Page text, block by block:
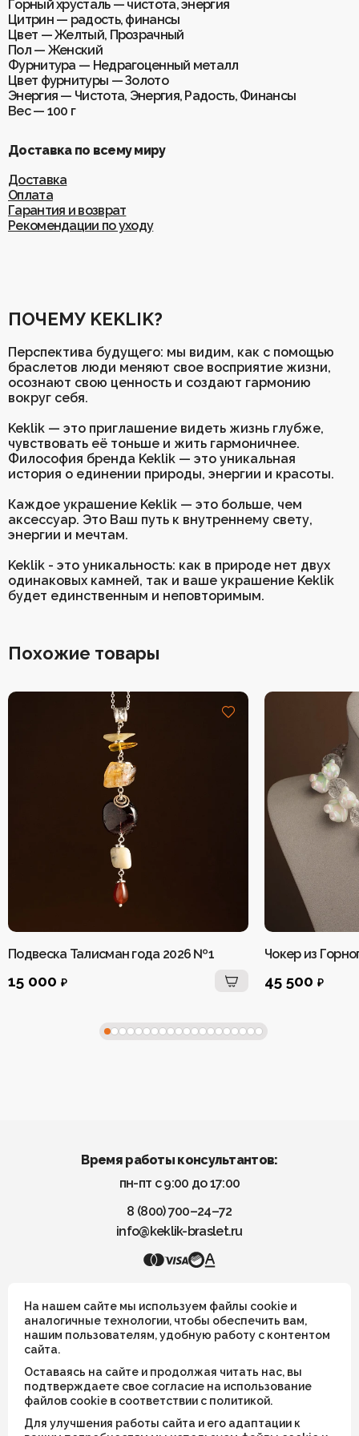
Горный хрусталь — чистота, энергия
Цитрин — радость, финансы
Цвет — Желтый, Прозрачный
Пол — Женский
Фурнитура — Недрагоценный металл
Цвет фурнитуры — Золото
Энергия — Чистота, Энергия, Радость, Финансы
Вес — 100 г
Доставка по всему миру
Доставка
Оплата
Гарантия и возврат
Рекомендации по уходу
ПОЧЕМУ KEKLIK?
Перспектива будущего: мы видим, как с помощью
браслетов люди меняют свое восприятие жизни,
осознают свою ценность и создают гармонию
вокруг себя.
Keklik — это приглашение видеть жизнь глубже,
чувствовать её тоньше и жить гармоничнее.
Философия бренда Keklik — это уникальная
история о единении природы, энергии и красоты.
Каждое украшение Keklik — это больше, чем
аксессуар. Это Ваш путь к внутреннему свету,
энергии и мечтам.
Keklik - это уникальность: как в природе нет двух
одинаковых камней, так и ваше украшение Keklik
будет единственным и неповторимым.
Похожие товары
Подвеска Талисман года 2026 №1
15 000 ₽ 45 500 ₽
Время работы консультантов:
пн-пт с 9:00 до 17:00
8 (800) 700–24–72
info@keklik-braslet.ru
Все украшения носят символический смысл и не имеют
целительных или иных магических свойств
ИП Шахрай Светлана Михайловна
ИНН 263500194811
ОГРН 305263515900181
На нашем сайте мы используем файлы cookie и
аналогичные технологии, чтобы обеспечить вам,
нашим пользователям, удобную работу с контентом
сайта.
Оставаясь на сайте и продолжая читать нас, вы
подтверждаете свое согласие на использование
файлов cookie в соответствии с политикой.
Для улучшения работы сайта и его адаптации к